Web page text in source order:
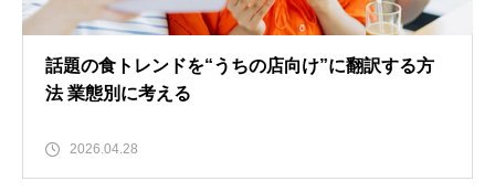
話題の食トレンドを“うちの店向け”に翻訳する方
法 業態別に考える
2026.04.28